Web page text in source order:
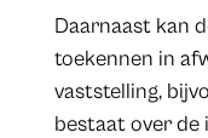
Daarnaast kan
toekennen in
vaststelling,
bestaat over de